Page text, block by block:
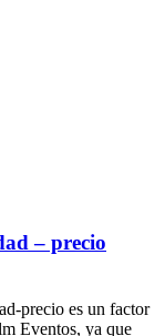
– precio
precio es un factor
Eventos, ya que